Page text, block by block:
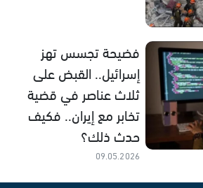
فضيحة تجسس تهز
إسرائيل.. القبض على
ثلاث عناصر في قضية
تخابر مع إيران.. فكيف
حدث ذلك؟
09.05.2026